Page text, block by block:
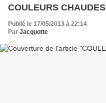
COULEURS CHAUDES
Publié le 17/05/2013 à 22:14
Par Jacquotte